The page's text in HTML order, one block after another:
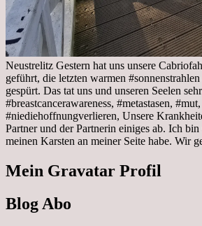
Neustrelitz Gestern hat uns unsere
geführt, die letzten warmen
gespürt. Das tat uns und unseren Seelen
#breastcancerawareness, #metastasen,
#niediehoffnungverlieren, Unsere
Partner und der Partnerin einiges ab. Ich bin
meinen Karsten an meiner Seite habe. Wir
Mein Gravatar Profil
Blog Abo